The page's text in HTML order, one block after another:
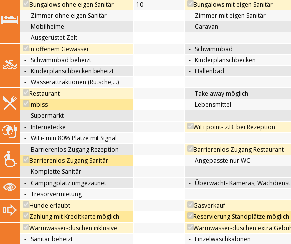
Bungalows ohne eigen Sanitär 10 Bungalows mit eigen Sanitär
- Zimmer ohne eigen Sanitär - Zimmer mit eigen Sanitär
- Mobilheime - Caravan
- Ausgerüstet Zelt
in offenem Gewässer - Schwimmbad
- Schwimmbad beheizt - Kinderplanschbecken
- Kinderplanschbecken beheizt - Hallenbad
- Wasserattraktionen (Rutsche,…)
Restaurant - Take away möglich
Imbiss
- Lebensmittel
- Supermarkt
- Internetecke
WiFi point- z.B. bei Rezeption
- WiFi- min 80% Plätze mit Signal
- Barrierenlos Zugang Rezeption
Barrierenlos Zugang Restaurant
Barrierenlos Zugang Sanitär
- Angepasste nur WC
- Komplette Sanitär
- Campingplatz umgezäunet - Überwacht- Kameras, Wachdienst
- Tresorvermietung
Hunde erlaubt
Gasverkauf
Zahlung mit Kreditkarte möglich
Reservierung Standplätze möglich
Warmwasser-duschen inklusive Warmwasser-duschen extra
- Sanitär beheizt - Einzelwaschkabinen